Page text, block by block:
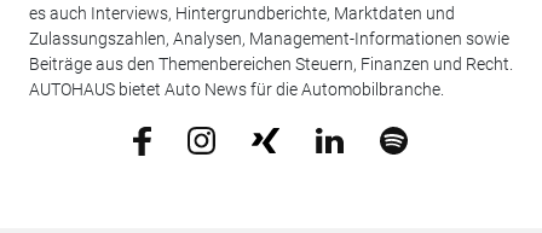
es auch Interviews, Hintergrundberichte, Marktdaten und
Zulassungszahlen, Analysen, Management-Informationen sowie
Beiträge aus den Themenbereichen Steuern, Finanzen und Recht.
AUTOHAUS bietet Auto News für die Automobilbranche.